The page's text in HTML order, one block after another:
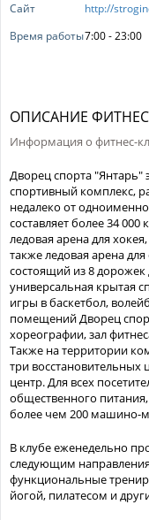
Сайт
http://
Время работы7:00 - 23:00
ОПИСАНИЕ
Информация о фитнес-
Дворец спорта
спортивный комплекс,
недалеко от
составляет более 34
ледовая арена для
также ледовая арена
состоящий из 8 дорожек
универсальная крытая
игры в баскетбол,
помещений Дворец
хореографии, зал
Также на территории
три восстановительных
центр. Для всех
общественного
более чем 200 машино-
В клубе еженедельно
следующим
функциональные
йогой, пилатесом и